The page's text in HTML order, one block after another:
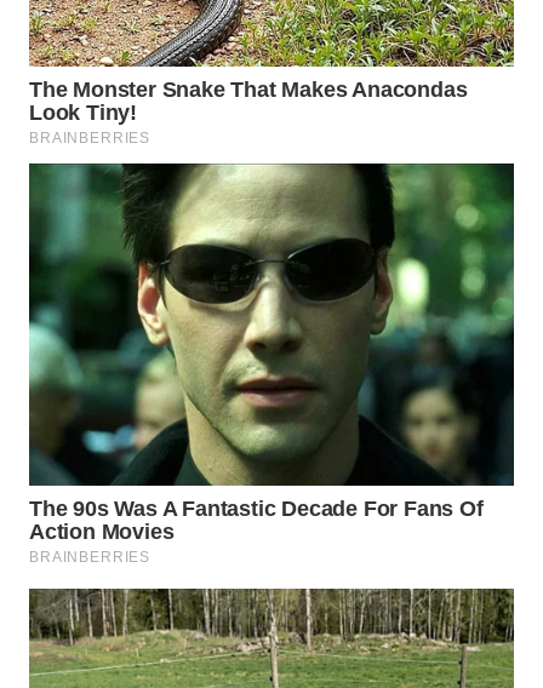
TINGGI
PAKPAK
WN
KARAWANG
WN
WN
BOGOR
WN
DEPOK
WN
TAPANULI
WN
SAMOSIR